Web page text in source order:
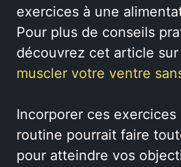
exercices à une
Pour plus de conseils
découvrez cet article sur
muscler votre ventre
Incorporer ces exercices
routine pourrait faire
pour atteindre vos